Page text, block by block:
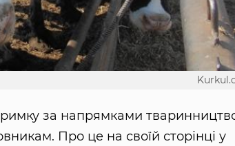
за напрямками
Про це на своїй сторінці у